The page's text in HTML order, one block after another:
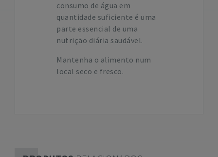
consumo de água em
quantidade suficiente é uma
parte essencial de uma
nutrição diária saudável.
Mantenha o alimento num
local seco e fresco.